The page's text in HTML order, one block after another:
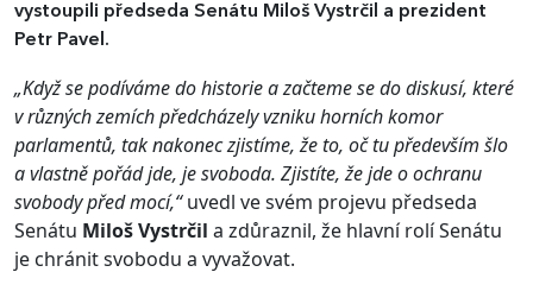
vystoupili předseda Senátu Miloš Vystrčil a prezident
Petr Pavel.
„Když se podíváme do historie a začteme se do diskusí, které
v různých zemích předcházely vzniku horních komor
parlamentů, tak nakonec zjistíme, že to, oč tu především šlo
a vlastně pořád jde, je svoboda. Zjistíte, že jde o ochranu
svobody před mocí,“uvedl ve svém projevu předseda
Senátu Miloš Vystrčil a zdůraznil, že hlavní rolí Senátu
je chránit svobodu a vyvažovat.